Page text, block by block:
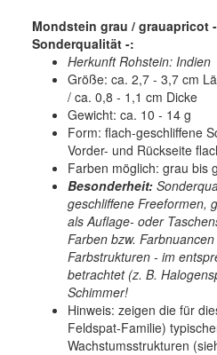
Mondstein grau / grauapricot
Sonderqualität -:
Herkunft Rohstein: Indien
Größe: ca. 2,7 - 3,7 cm
/ ca. 0,8 - 1,1 cm Dicke
Gewicht: ca. 10 - 14 g
Form: flach-geschliffene
Vorder- und Rückseite
Farben möglich: grau bis
Besonderheit:
geschliffene Freeformen,
als Auflage- oder
Farben bzw.
Farbstrukturen - im
betrachtet (z. B.
Schimmer!
Hinweis: zeigen die für
Feldspat-Familie)
Wachstumsstrukturen